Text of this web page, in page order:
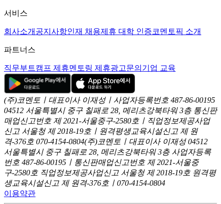
서비스
회사소개 공지사항인재 채용제휴 대학 인증코멘토픽 소개
파트너스
직무부트캠프 제휴멘토링 제휴광고문의 기업 교육
(주)코멘토ㅣ대표이사 이재성ㅣ사업자등록번호 487-86-00195
04512 서울특별시 중구 칠패로 28, 메리츠강북타워 3층 통신판
매업신고번호 제 2021-서울중구-2580호ㅣ직업정보제공사업
신고 서울청 제 2018-19호ㅣ원격평생교육시설신고 제 원
격-376호 070-4154-0804(주)코멘토ㅣ대표이사 이재성 04512
서울특별시 중구 칠패로 28, 메리츠강북타워 3층 사업자등록
번호 487-86-00195ㅣ통신판매업신고번호 제 2021-서울중
구-2580호 직업정보제공사업신고 서울청 제 2018-19호 원격평
생교육시설신고 제 원격-376호ㅣ070-4154-0804
이용약관